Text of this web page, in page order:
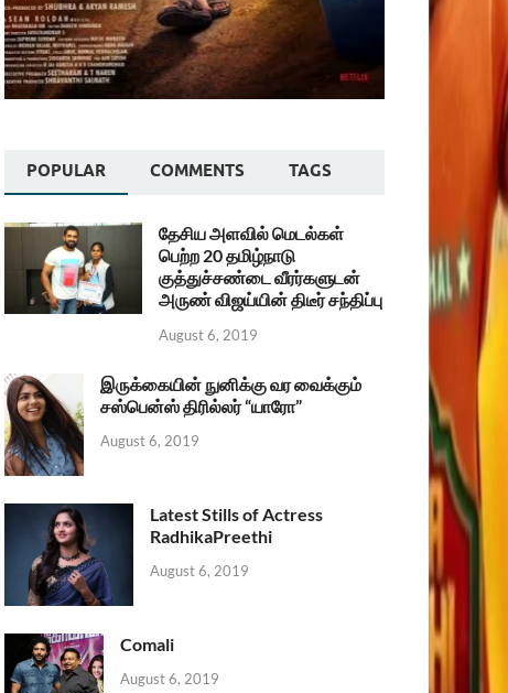
POPULAR COMMENTS TAGS
தேசிய அளவில் மெடல்கள்
பெற்ற 20 தமிழ்நாடு
குத்துச்சண்டை வீரர்களுடன்
அருண் விஜய்யின் திடீர் சந்திப்பு
August 6, 2019
இருக்கையின் நுனிக்கு வர வைக்கும்
சஸ்பென்ஸ் திரில்லர் “யாரோ”
August 6, 2019
Latest Stills of Actress
RadhikaPreethi
August 6, 2019
Comali
August 6, 2019